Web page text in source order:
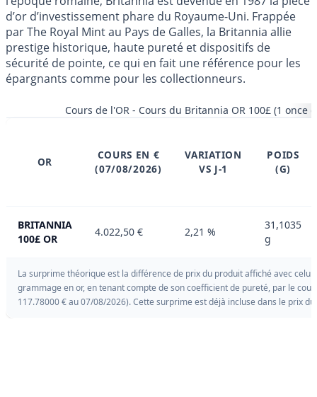
d’or d’investissement phare du Royaume-Uni. Frappée
par The Royal Mint au Pays de Galles, la Britannia allie
prestige historique, haute pureté et dispositifs de
sécurité de pointe, ce qui en fait une référence pour les
épargnants comme pour les collectionneurs.
Cours de l'OR - Cours du Britannia OR 100£ (1 once
OR
COURS EN €
(07/08/2026)
VARIATION
VS J-1
POIDS
(G)
BRITANNIA
100£ OR
4.022,50 € 2,21 %
31,1035
g
La surprime théorique est la différence de prix du produit affiché avec celui
grammage en or, en tenant compte de son coefficient de pureté, par le
117.78000 € au 07/08/2026). Cette surprime est déjà incluse dans le prix